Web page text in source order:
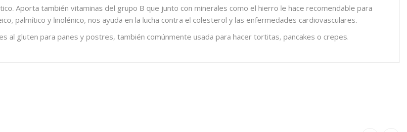
Aporta también vitaminas del grupo B que junto con minerales como el hierro le hace recomendable para
palmítico y linolénico, nos ayuda en la lucha contra el colesterol y las enfermedades cardiovasculares.
al gluten para panes y postres, también comúnmente usada para hacer tortitas, pancakes o crepes.